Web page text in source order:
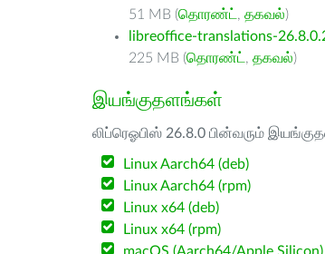
51 MB (தொரண்ட் , தகவல்)
libreoffice-translations-
225 MB (தொரண்ட் , தகவல்)
இயங்குதளங்கள்
லிப்ரெஓபிஸ் 26.8.0 பின்வரும்
Linux Aarch64 (deb)
Linux Aarch64 (rpm)
Linux x64 (deb)
Linux x64 (rpm)